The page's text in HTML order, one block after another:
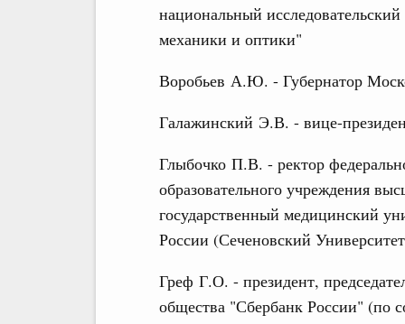
национальный
механики и оптики"
Воробьев А.Ю. - Губернатор
Галажинский Э.В. - вице-
Глыбочко П.В. - ректор
образовательного учреждения
государственный медицинский
России (Сеченовский
Греф Г.О. - президент,
общества "Сбербанк России" (по